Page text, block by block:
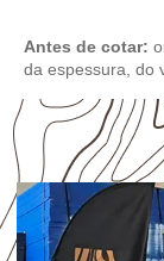
Antes de cotar:
da espessura, do